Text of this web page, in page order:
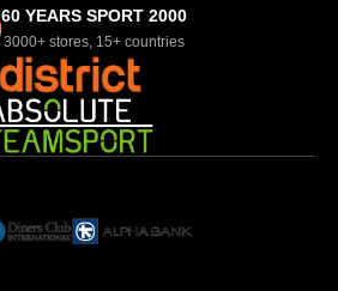
60 YEARS SPORT 2000
3000+ stores, 15+ countries